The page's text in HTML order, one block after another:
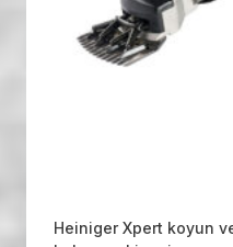
Heiniger Xpert koyun